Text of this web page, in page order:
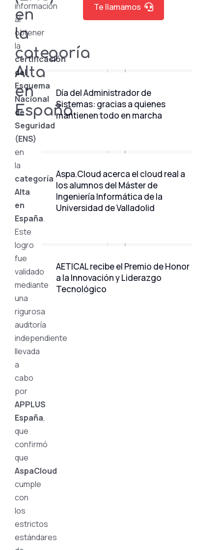
en
la
categoría
Alta
en
España
información
al
obtener
la
certificación
del
Esquema
Nacional
de
Seguridad
(ENS)
en
la
categoría
Alta
en
España.
Este
logro
fue
validado
mediante
una
rigurosa
auditoría
independiente
llevada
a
cabo
por
APPLUS
España,
que
confirmó
que
AspaCloud
cumple
con
los
estrictos
estándares
Te llamamos
Día del Administrador de
Sistemas: gracias a quienes
mantienen todo en marcha
Aspa.Cloud acerca el cloud real a
los alumnos del Máster de
Ingeniería Informática de la
Universidad de Valladolid
AETICAL recibe el Premio de Honor
a la Innovación y Liderazgo
Tecnológico